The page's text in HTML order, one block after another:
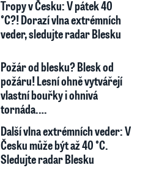
Tropy v Česku: V pátek 40
°C?! Dorazí vlna extrémních
veder, sledujte radar Blesku
Požár od blesku? Blesk od
požáru! Lesní ohně vytvářejí
vlastní bouřky i ohnivá
tornáda.…
Další vlna extrémních veder: V
Česku může být až 40 °C.
Sledujte radar Blesku